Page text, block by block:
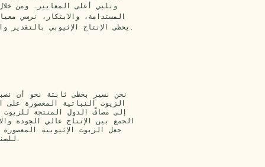
وتلبي أعلى المعايير. ومن
المستدامة، والابتكار، نرسي
يحظى الإنتاج الإثيوبي بالتقدير والاعتراف على الصعيد العالمي.
نحن نسير بخطى ثابتة نحو أن
الزيوت النباتية المعصورة على
إلى مصافّ الدول المنتجة
الجمع بين الإنتاج عالي الجودة
جعل الزيوت الإثيوبية
للصناعات في جميع أنحاء العالم.